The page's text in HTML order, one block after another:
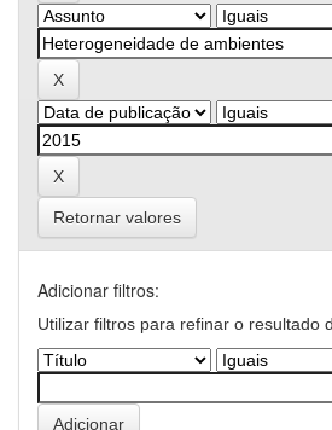
Retornar valores
Adicionar filtros:
Utilizar filtros para refinar o resultado